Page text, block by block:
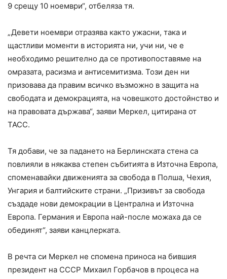
9 срещу 10 ноември“, отбеляза тя.
„Девети ноември отразява както ужасни, така и
щастливи моменти в историята ни, учи ни, че е
необходимо решително да се противопоставяме на
омразата, расизма и антисемитизма. Този ден ни
призовава да правим всичко възможно в защита на
свободата и демокрацията, на човешкото достойнство и
на правовата държава“, заяви Меркел, цитирана от
ТАСС.
Тя добави, че за падането на Берлинската стена са
повлияли в някаква степен събитията в Източна Европа,
споменавайки движенията за свобода в Полша, Чехия,
Унгария и балтийските страни. „Призивът за свобода
създаде нови демокрации в Централна и Източна
Европа. Германия и Европа най-после можаха да се
обединят“, заяви канцлерката.
В речта си Меркел не спомена приноса на бившия
президент на СССР Михаил Горбачов в процеса на